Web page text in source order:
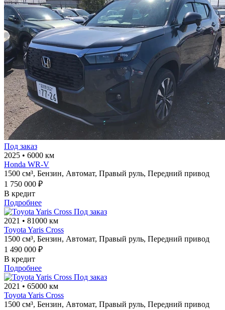
Под заказ
2025 • 6000 км
Honda WR-V
1500 см³, Бензин, Автомат, Правый руль, Передний привод
1 750 000 ₽
В кредит
Подробнее
Под заказ
2021 • 81000 км
Toyota Yaris Cross
1500 см³, Бензин, Автомат, Правый руль, Передний привод
1 490 000 ₽
В кредит
Подробнее
Под заказ
2021 • 65000 км
Toyota Yaris Cross
1500 см³, Бензин, Автомат, Правый руль, Передний привод